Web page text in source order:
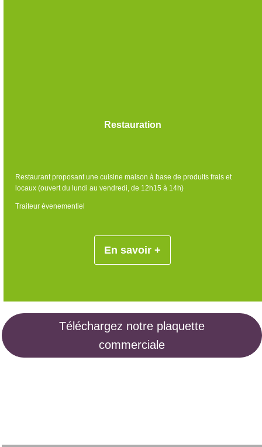
Restauration
Restaurant proposant une cuisine maison à base de produits frais et
locaux (ouvert du lundi au vendredi, de 12h15 à 14h)
Traiteur évenementiel
En savoir +
Téléchargez notre plaquette
commerciale